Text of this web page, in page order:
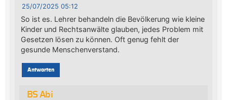
25/07/2025 05:12
So ist es. Lehrer behandeln die Bevölkerung wie kleine
Kinder und Rechtsanwälte glauben, jedes Problem mit
Gesetzen lösen zu können. Oft genug fehlt der
gesunde Menschenverstand.
Antworten
BS Abi